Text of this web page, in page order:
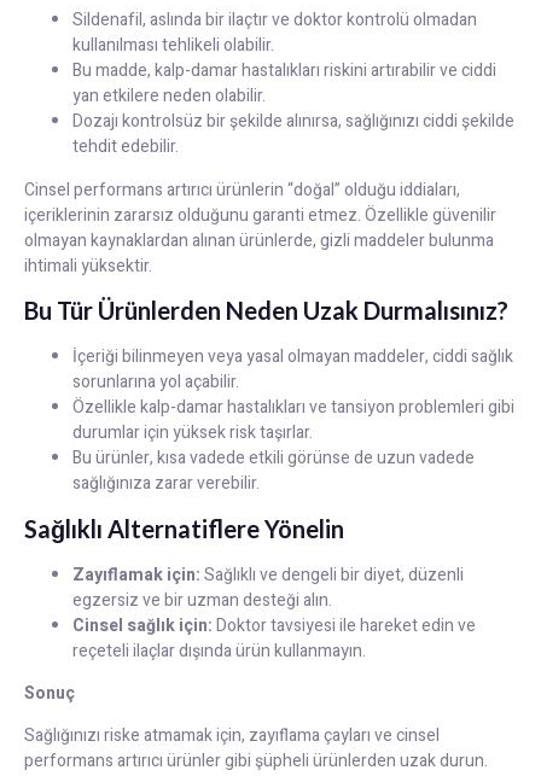
Sildenafil, aslında bir ilaçtır ve doktor kontrolü olmadan
kullanılması tehlikeli olabilir.
Bu madde, kalp-damar hastalıkları riskini artırabilir ve ciddi
yan etkilere neden olabilir.
Dozajı kontrolsüz bir şekilde alınırsa, sağlığınızı ciddi şekilde
tehdit edebilir.
Cinsel performans artırıcı ürünlerin “doğal” olduğu iddiaları,
içeriklerinin zararsız olduğunu garanti etmez. Özellikle güvenilir
olmayan kaynaklardan alınan ürünlerde, gizli maddeler bulunma
ihtimali yüksektir.
Bu Tür Ürünlerden Neden Uzak Durmalısınız?
İçeriği bilinmeyen veya yasal olmayan maddeler, ciddi sağlık
sorunlarına yol açabilir.
Özellikle kalp-damar hastalıkları ve tansiyon problemleri gibi
durumlar için yüksek risk taşırlar.
Bu ürünler, kısa vadede etkili görünse de uzun vadede
sağlığınıza zarar verebilir.
Sağlıklı Alternatiflere Yönelin
Zayıflamak için:Sağlıklı ve dengeli bir diyet, düzenli
egzersiz ve bir uzman desteği alın.
Cinsel sağlık için:Doktor tavsiyesi ile hareket edin ve
reçeteli ilaçlar dışında ürün kullanmayın.
Sonuç
Sağlığınızı riske atmamak için, zayıflama çayları ve cinsel
performans artırıcı ürünler gibi şüpheli ürünlerden uzak durun.